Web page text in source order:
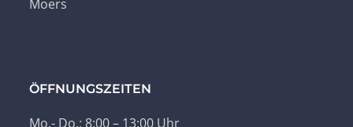
Moers
ÖFFNUNGSZEITEN
Mo.- Do.: 8:00 – 13:00 Uhr